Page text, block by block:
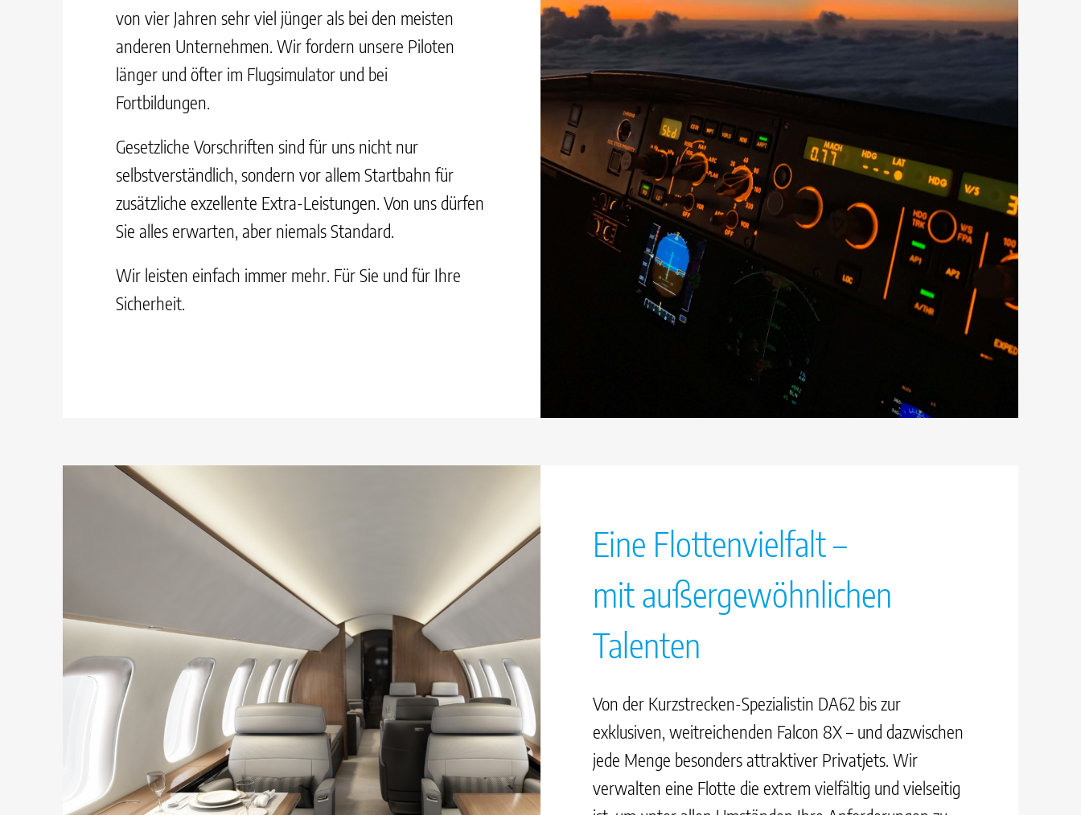
von vier Jahren sehr viel jünger als bei den meisten
anderen Unternehmen. Wir fordern unsere Piloten
länger und öfter im Flugsimulator und bei
Fortbildungen.
Gesetzliche Vorschriften sind für uns nicht nur
selbstverständlich, sondern vor allem Startbahn für
zusätzliche exzellente Extra-Leistungen. Von uns dürfen
Sie alles erwarten, aber niemals Standard.
Wir leisten einfach immer mehr. Für Sie und für Ihre
Sicherheit.
Eine Flottenvielfalt –
mit außergewöhnlichen
Talenten
Von der Kurzstrecken-Spezialistin DA62 bis zur
exklusiven, weitreichenden Falcon 8X – und dazwischen
jede Menge besonders attraktiver Privatjets. Wir
verwalten eine Flotte die extrem vielfältig und vielseitig